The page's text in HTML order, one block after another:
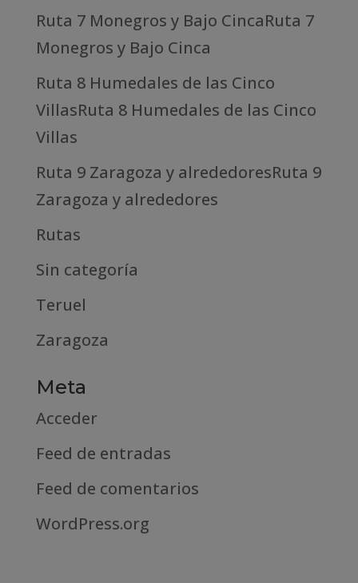
Ruta 7 Monegros y Bajo CincaRuta 7
Monegros y Bajo Cinca
Ruta 8 Humedales de las Cinco
VillasRuta 8 Humedales de las Cinco
Villas
Ruta 9 Zaragoza y alrededoresRuta 9
Zaragoza y alrededores
Rutas
Sin categoría
Teruel
Zaragoza
Meta
Acceder
Feed de entradas
Feed de comentarios
WordPress.org